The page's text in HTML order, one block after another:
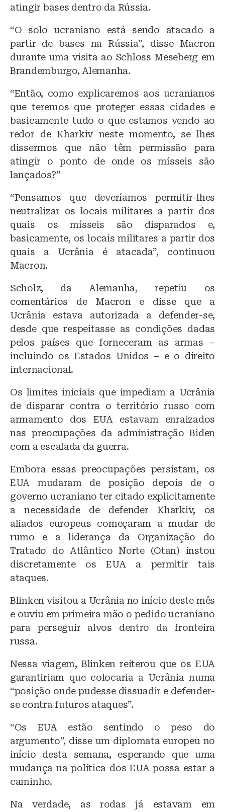
atingir bases dentro da Rússia.
“O solo ucraniano está sendo atacado a
partir de bases na Rússia”, disse Macron
durante uma visita ao Schloss Meseberg em
Brandemburgo, Alemanha.
“Então, como explicaremos aos ucranianos
que teremos que proteger essas cidades e
basicamente tudo o que estamos vendo ao
redor de Kharkiv neste momento, se lhes
dissermos que não têm permissão para
atingir o ponto de onde os mísseis são
lançados?”
“Pensamos que deveríamos permitir-lhes
neutralizar os locais militares a partir dos
quais os mísseis são disparados e,
basicamente, os locais militares a partir dos
quais a Ucrânia é atacada”, continuou
Macron.
Scholz, da Alemanha, repetiu os
comentários de Macron e disse que a
Ucrânia estava autorizada a defender-se,
desde que respeitasse as condições dadas
pelos países que forneceram as armas –
incluindo os Estados Unidos – e o direito
internacional.
Os limites iniciais que impediam a Ucrânia
de disparar contra o território russo com
armamento dos EUA estavam enraizados
nas preocupações da administração Biden
com a escalada da guerra.
Embora essas preocupações persistam, os
EUA mudaram de posição depois de o
governo ucraniano ter citado explicitamente
a necessidade de defender Kharkiv, os
aliados europeus começaram a mudar de
rumo e a liderança da Organização do
Tratado do Atlântico Norte (Otan) instou
discretamente os EUA a permitir tais
ataques.
Blinken visitou a Ucrânia no início deste mês
e ouviu em primeira mão o pedido ucraniano
para perseguir alvos dentro da fronteira
russa.
Nessa viagem, Blinken reiterou que os EUA
garantiriam que colocaria a Ucrânia numa
“posição onde pudesse dissuadir e defender-
se contra futuros ataques”.
“Os EUA estão sentindo o peso do
argumento”, disse um diplomata europeu no
início desta semana, esperando que uma
mudança na política dos EUA possa estar a
caminho.
Na verdade, as rodas já estavam em